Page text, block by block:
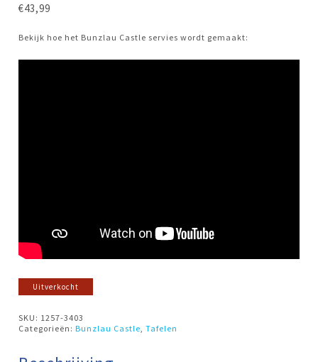
€43,99
Bekijk hoe het Bunzlau Castle servies wordt gemaakt:
Uitverkocht
SKU: 1257-3403
Categorieën:Bunzlau Castle ,Tafelen